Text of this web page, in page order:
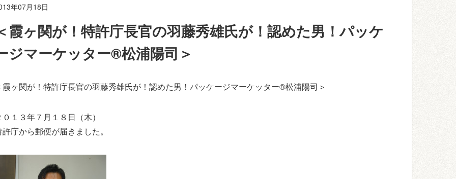
年07月18日
霞ヶ関が！特許庁長官の羽藤秀雄氏が！認めた男！パッケ
ジマーケッター®松浦陽司＞
霞ヶ関が！特許庁長官の羽藤秀雄氏が！認めた男！パッケージマーケッター®松浦陽司＞
０１３年７月１８日（木）
許庁から郵便が届きました。